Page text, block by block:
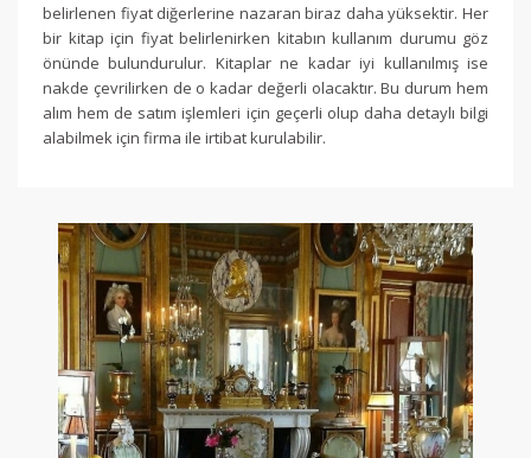
belirlenen fiyat diğerlerine nazaran biraz daha yüksektir. Her
bir kitap için fiyat belirlenirken kitabın kullanım durumu göz
önünde bulundurulur. Kitaplar ne kadar iyi kullanılmış ise
nakde çevrilirken de o kadar değerli olacaktır. Bu durum hem
alım hem de satım işlemleri için geçerli olup daha detaylı bilgi
alabilmek için firma ile irtibat kurulabilir.